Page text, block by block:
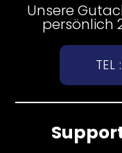
Unsere
persönlich